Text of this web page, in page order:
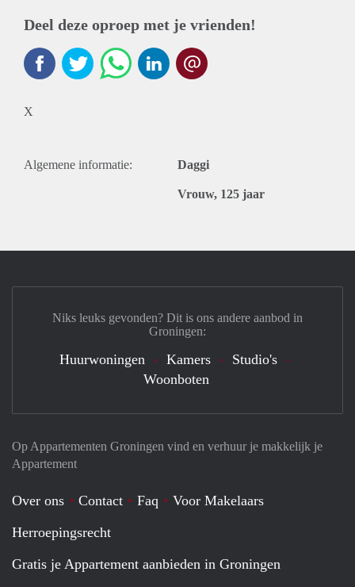
Deel deze oproep met je vrienden!
X
Algemene informatie: Daggi
Vrouw, 125 jaar
Op Appartementen Groningen vind en verhuur je makkelijk je
Appartement
Over ons Contact Faq
Voor Makelaars
Herroepingsrecht
Gratis je Appartement aanbieden in Groningen
Niks leuks gevonden? Dit is ons andere aanbod in
Groningen:
Huurwoningen Kamers
Studio's
Woonboten